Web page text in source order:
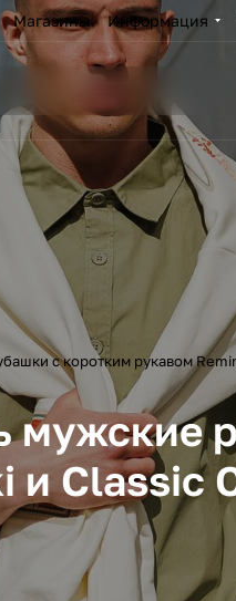
Магазины Информация
с коротким рукавом
мужские
и Classic